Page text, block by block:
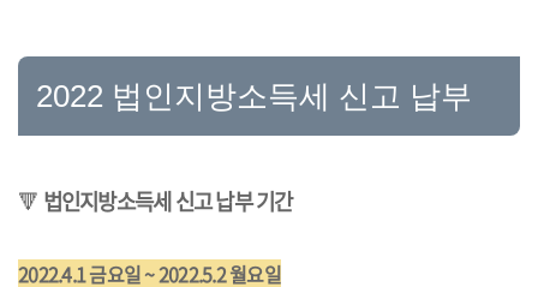
2022 법인지방소득세 신고 납부
🔻 법인지방소득세 신고 납부 기간
2022.4.1 금요일 ~ 2022.5.2 월요일